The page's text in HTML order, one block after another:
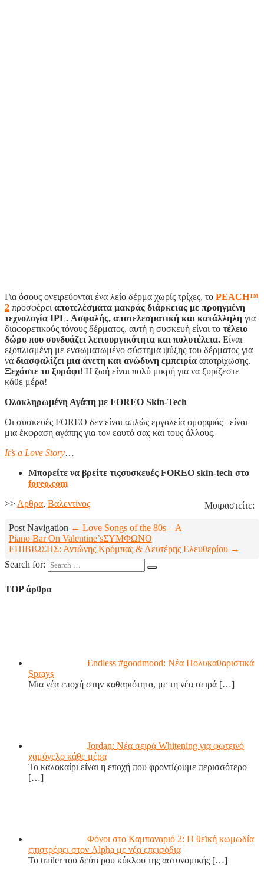
Για όσους ονειρεύονται ένα λείο δέρμα χωρίς τρίχες, το PEACH™
2 προσφέρει αποτελέσματα μακράς διάρκειας με προηγμένη
τεχνολογία IPL. Ασφαλής, αποτελεσματική και κατάλληλη για
διαφορετικούς τόνους δέρματος, αυτή η συσκευή είναι το τέλειο
δώρο που συνδυάζει λειτουργικότητα και πολυτέλεια. Είναι
εξοπλισμένη με ενσωματωμένο σύστημα ψύξης του δέρματος για
να διασφαλίζει μια άνετη και ανώδυνη εμπειρία αποτρίχωσης.
Ξεχάστε το ξυράφι! Η ζωή είναι πολύ μικρή για να ξυρίζεστε
κάθε μέρα!
Ολοκληρωμένη Αγάπη με FOREO Skin-Tech
Οι συσκευές FOREO δεν είναι απλώς εργαλεία ομορφιάς –είναι
μια έκφραση αγάπης για τον εαυτό σας και τους άλλους.
It’s a Love Story…
Μπορείτε να βρείτε τιςσυσκευές FOREO skin-tech στο
foreo.com
Μοιραστείτε:
>> Aρθρα, Βαλεντίνος
Post Navigation ← Love Songs of the 80s – A
Piano Bar On Valentine’sΣΥΜΦΩΝΟ
ΕΠΙΒΙΩΣΗΣ: Αντώνης Κρόμπας & Λευτέρης Ελευθερίου →
Search for:
TOP άρθρα
Endless #goodmood: Νέα Πολυκαθαριστικά
Sprays
Μια νέα εποχή στην καθαριότητα, με τη νέα σειρά […]
Jordan: Νέα σειρά Whitening για φωτεινό
χαμόγελο κάθε μέρα
Το καλοκαίρι είναι η εποχή που φροντίζουμε περισσότερο
[…]
Φόνοι στο Καμπαναριό 2: Η θεϊκή κωμωδία
επιστρέφει στον Alpha με νέα επεισόδια
Το trailer του δεύτερου κύκλου της αστυνομικής […]